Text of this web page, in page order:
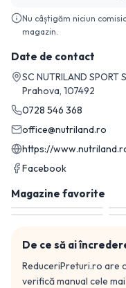
Nu câștigăm niciun
magazin.
Date de contact
SC NUTRILAND SPORT
Prahova, 107492
0728 546 368
office@nutriland.ro
https://
Facebook
Magazine favorite
De ce să ai
ReduceriPreturi.ro are
verifică manual cele